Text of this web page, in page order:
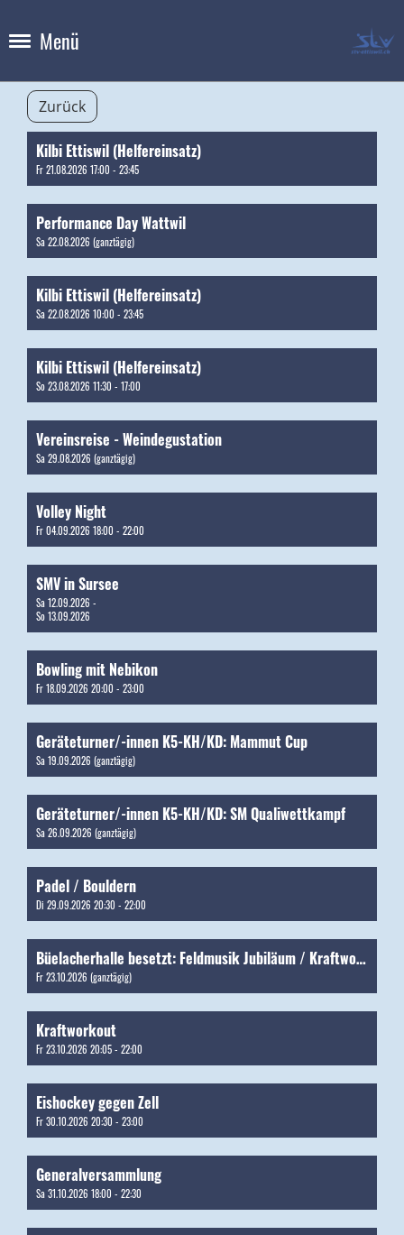
Menü
Zurück
Kilbi Ettiswil (Helfereinsatz)
Fr 21.08.2026 17:00 - 23:45
Performance Day Wattwil
Sa 22.08.2026 (ganztägig)
Kilbi Ettiswil (Helfereinsatz)
Sa 22.08.2026 10:00 - 23:45
Kilbi Ettiswil (Helfereinsatz)
So 23.08.2026 11:30 - 17:00
Vereinsreise - Weindegustation
Sa 29.08.2026 (ganztägig)
Volley Night
Fr 04.09.2026 18:00 - 22:00
SMV in Sursee
Sa 12.09.2026 -
So 13.09.2026
Bowling mit Nebikon
Fr 18.09.2026 20:00 - 23:00
Geräteturner/-innen K5-KH/KD: Mammut Cup
Sa 19.09.2026 (ganztägig)
Geräteturner/-innen K5-KH/KD: SM Qualiwettkampf
Sa 26.09.2026 (ganztägig)
Padel / Bouldern
Di 29.09.2026 20:30 - 22:00
Büelacherhalle besetzt: Feldmusik Jubiläum / Kraftworkout
Fr 23.10.2026 (ganztägig)
Kraftworkout
Fr 23.10.2026 20:05 - 22:00
Eishockey gegen Zell
Fr 30.10.2026 20:30 - 23:00
Generalversammlung
Sa 31.10.2026 18:00 - 22:30